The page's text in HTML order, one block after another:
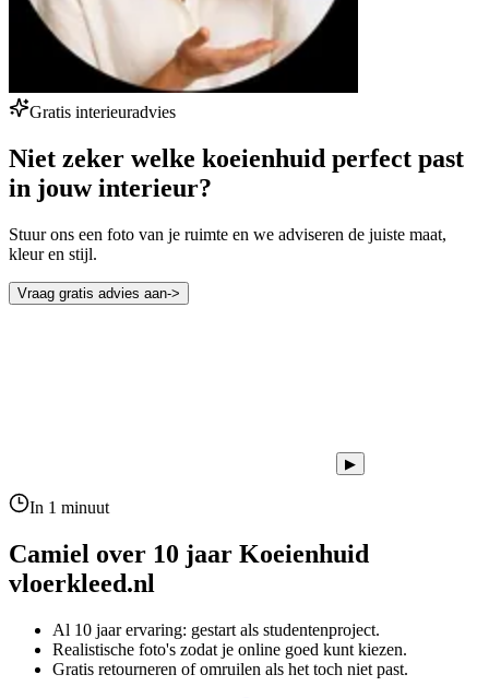
Gratis interieuradvies
Niet zeker welke koeienhuid perfect past
in jouw interieur?
Stuur ons een foto van je ruimte en we adviseren de juiste maat,
kleur en stijl.
Vraag gratis advies aan->
▶
In 1 minuut
Camiel over 10 jaar Koeienhuid
vloerkleed.nl
Al 10 jaar ervaring: gestart als studentenproject.
Realistische foto's zodat je online goed kunt kiezen.
Gratis retourneren of omruilen als het toch niet past.